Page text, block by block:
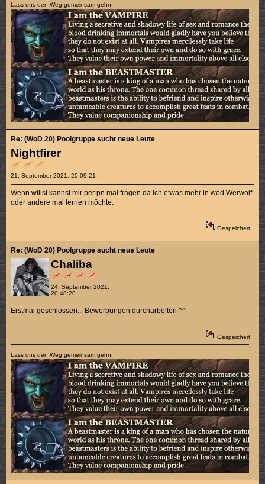
Lass uns den Weg gemeinsam gehn.
Nightfirer
21. September 2021, 20:09:21
Re: (WoD 20) Poolgruppe sucht neue Leute
Wenn willst kannst mir per pn mal fragen da ich etwas mehr in wod Werwolf
oder andere mal lernen möchte.
Gespeichert
Chaliba
24. September 2021,
20:48:20
Re: (WoD 20) Poolgruppe sucht neue Leute
Erstmal geschlossen... Bewerbungen durcharbeiten ^^
Gespeichert
Lass uns den Weg gemeinsam gehn.